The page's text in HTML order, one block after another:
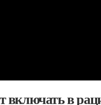
включать в